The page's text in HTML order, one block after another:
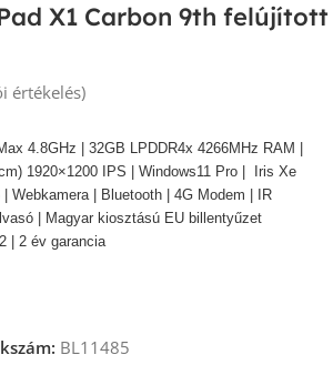
X1 Carbon 9th felújított
értékelés)
4.8GHz | 32GB LPDDR4x 4266MHz RAM |
1920×1200
IPS | Windows11 Pro | Iris Xe
Webkamera | Bluetooth | 4G Modem | IR
| Magyar kiosztású EU billentyűzet
| 2 év garancia
BL11485